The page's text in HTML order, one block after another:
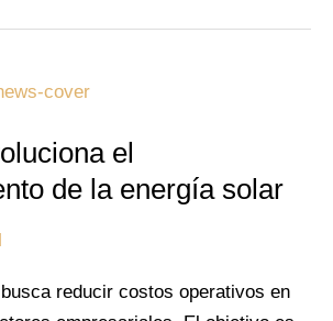
el
de la energía solar
reducir costos operativos en